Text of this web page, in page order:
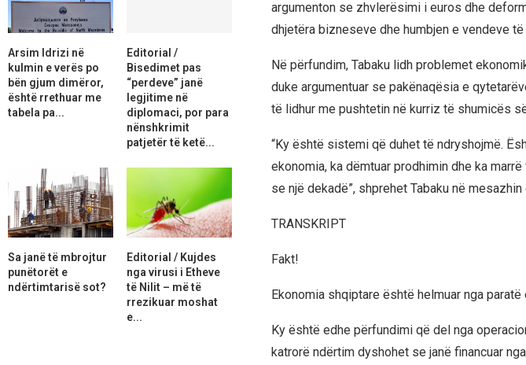
argumenton se zhvlerësimi i euros dhe
dhjetëra bizneseve dhe humbjen e vendeve të
Në përfundim, Tabaku lidh problemet
duke argumentuar se pakënaqësia e
të lidhur me pushtetin në kurriz të shumicës
“Ky është sistemi që duhet të ndryshojmë.
ekonomia, ka dëmtuar prodhimin dhe ka
se një dekadë”, shprehet Tabaku në mesazhin
TRANSKRIPT
Fakt!
Ekonomia shqiptare është helmuar nga paratë
Ky është edhe përfundimi që del nga
katrorë ndërtim dyshohet se janë financuar
Arsim Idrizi në
kulmin e verës po
bën gjum dimëror,
është rrethuar me
tabela pa...
Editorial /
Bisedimet pas
“perdeve” janë
legjitime në
diplomaci, por para
nënshkrimit
patjetër të ketë...
Sa janë të mbrojtur
punëtorët e
ndërtimtarisë sot?
Editorial / Kujdes
nga virusi i Etheve
të Nilit – më të
rrezikuar moshat
e...